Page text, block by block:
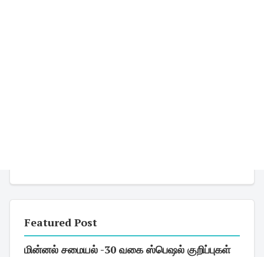
Featured Post
மின்னல் சமையல் -30 வகை ஸ்பெஷல் குறிப்புகள்